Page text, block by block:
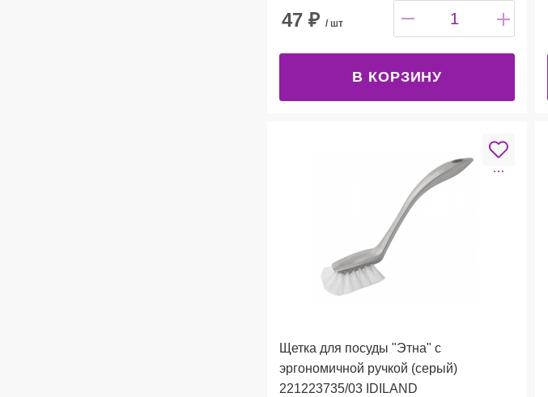
47 ₽ / шт
В КОРЗИНУ
Щетка для посуды "Этна" с
эргономичной ручкой (серый)
221223735/03 IDILAND